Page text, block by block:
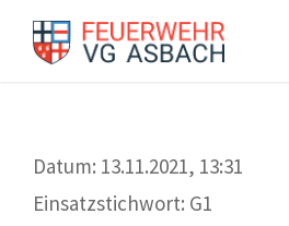
Datum: 13.11.2021, 13:31
Einsatzstichwort: G1